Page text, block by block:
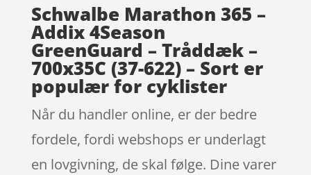
Schwalbe Marathon 365 –
Addix 4Season
GreenGuard – Tråddæk –
700x35C (37-622) – Sort er
populær for cyklister
Når du handler online, er der bedre
fordele, fordi webshops er underlagt
en lovgivning, de skal følge. Dine varer